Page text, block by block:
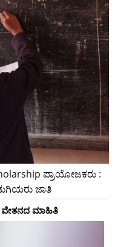
ಪ್ರಾಯೋಜಕರು :
ಜಾತಿ
ವೇತನದ ಮಾಹಿತಿ